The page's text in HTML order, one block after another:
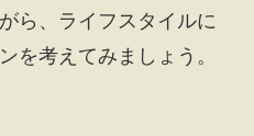
ら、ライフスタイルに
を考えてみましょう。